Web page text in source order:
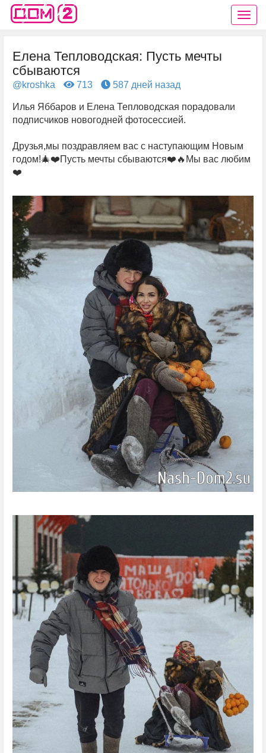
Елена Тепловодская: Пусть мечты
сбываются
@kroshka 713 587 дней назад
Илья Яббаров и Елена Тепловодская порадовали
подписчиков новогодней фотосессией.
Друзья,мы поздравляем вас с наступающим Новым
годом!🎄❤️Пусть мечты сбываются❤️🔥Мы вас любим
❤️